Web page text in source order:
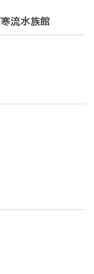
寒流水族館